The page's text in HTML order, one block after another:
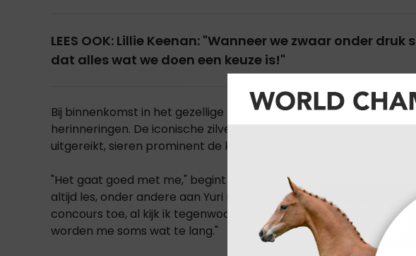
LEES OOK: Lillie Keenan: "Wanneer we zwaar onder
dat alles wat we doen een keuze is!"
Bij binnenkomst in het gezellige huis van Nelson valt het oog
herinneringen. De iconische zilveren trofeeën die destijds tijdens
uitgereikt, sieren prominent de kamer. Wie denkt dat de 90-jarige
"Het gaat goed met me," begint Nelson met een glimlach. "Mijn
altijd les, onder andere aan Yuri Mansur, en ik volg de sport op de
concours toe, al kijk ik tegenwoordig vaker via de livestream. De
worden me soms wat te lang."